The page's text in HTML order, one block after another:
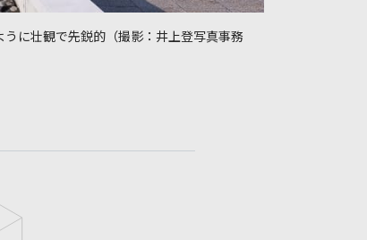
に壮観で先鋭的（撮影：井上登写真事務